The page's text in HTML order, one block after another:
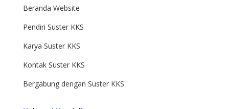
Beranda Website
Pendiri Suster KKS
Karya Suster KKS
Kontak Suster KKS
Bergabung dengan Suster KKS